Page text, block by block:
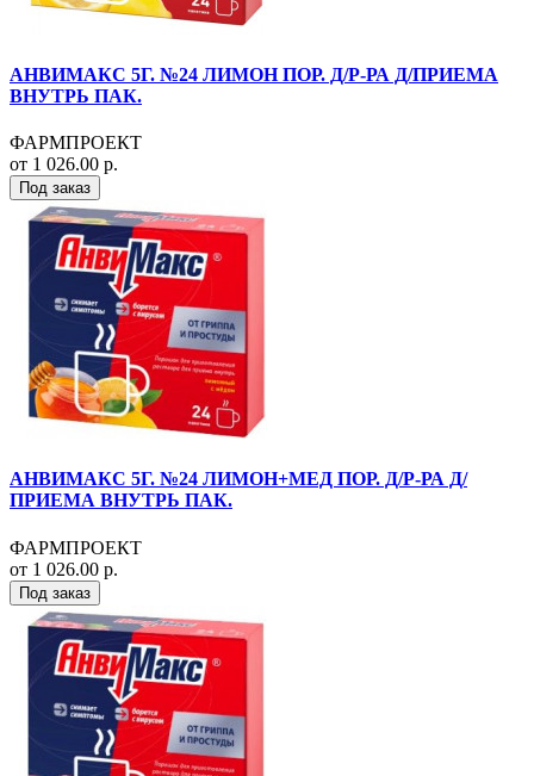
АНВИМАКС 5Г. №24 ЛИМОН ПОР. Д/Р-РА Д/ПРИЕМА
ВНУТРЬ ПАК.
ФАРМПРОЕКТ
от 1 026.00 р.
Под заказ
АНВИМАКС 5Г. №24 ЛИМОН+МЕД ПОР. Д/Р-РА Д/
ПРИЕМА ВНУТРЬ ПАК.
ФАРМПРОЕКТ
от 1 026.00 р.
Под заказ